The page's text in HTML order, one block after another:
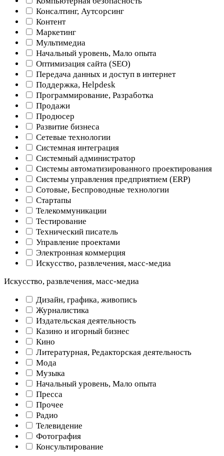
Консалтинг, Аутсорсинг
Контент
Маркетинг
Мультимедиа
Начальный уровень, Мало опыта
Оптимизация сайта (SEO)
Передача данных и доступ в интернет
Поддержка, Helpdesk
Программирование, Разработка
Продажи
Продюсер
Развитие бизнеса
Сетевые технологии
Системная интеграция
Системный администратор
Системы автоматизированного проектирования
Системы управления предприятием (ERP)
Сотовые, Беспроводные технологии
Стартапы
Телекоммуникации
Тестирование
Технический писатель
Управление проектами
Электронная коммерция
Искусство, развлечения, масс-медиа
Искусство, развлечения, масс-медиа
Дизайн, графика, живопись
Журналистика
Издательская деятельность
Казино и игорный бизнес
Кино
Литературная, Редакторская деятельность
Мода
Музыка
Начальный уровень, Мало опыта
Пресса
Прочее
Радио
Телевидение
Фотография
Консультирование